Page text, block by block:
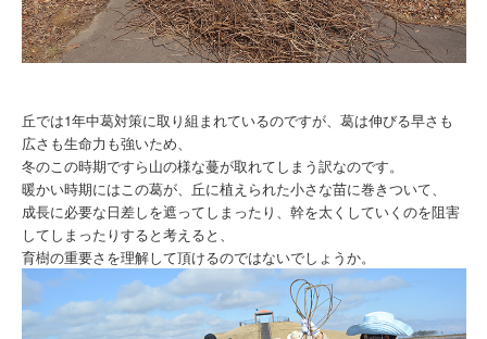
丘では1年中葛対策に取り組まれているのですが、葛は伸びる早さも
広さも生命力も強いため、
冬のこの時期ですら山の様な蔓が取れてしまう訳なのです。
暖かい時期にはこの葛が、丘に植えられた小さな苗に巻きついて、
成長に必要な日差しを遮ってしまったり、幹を太くしていくのを阻害
してしまったりすると考えると、
育樹の重要さを理解して頂けるのではないでしょうか。